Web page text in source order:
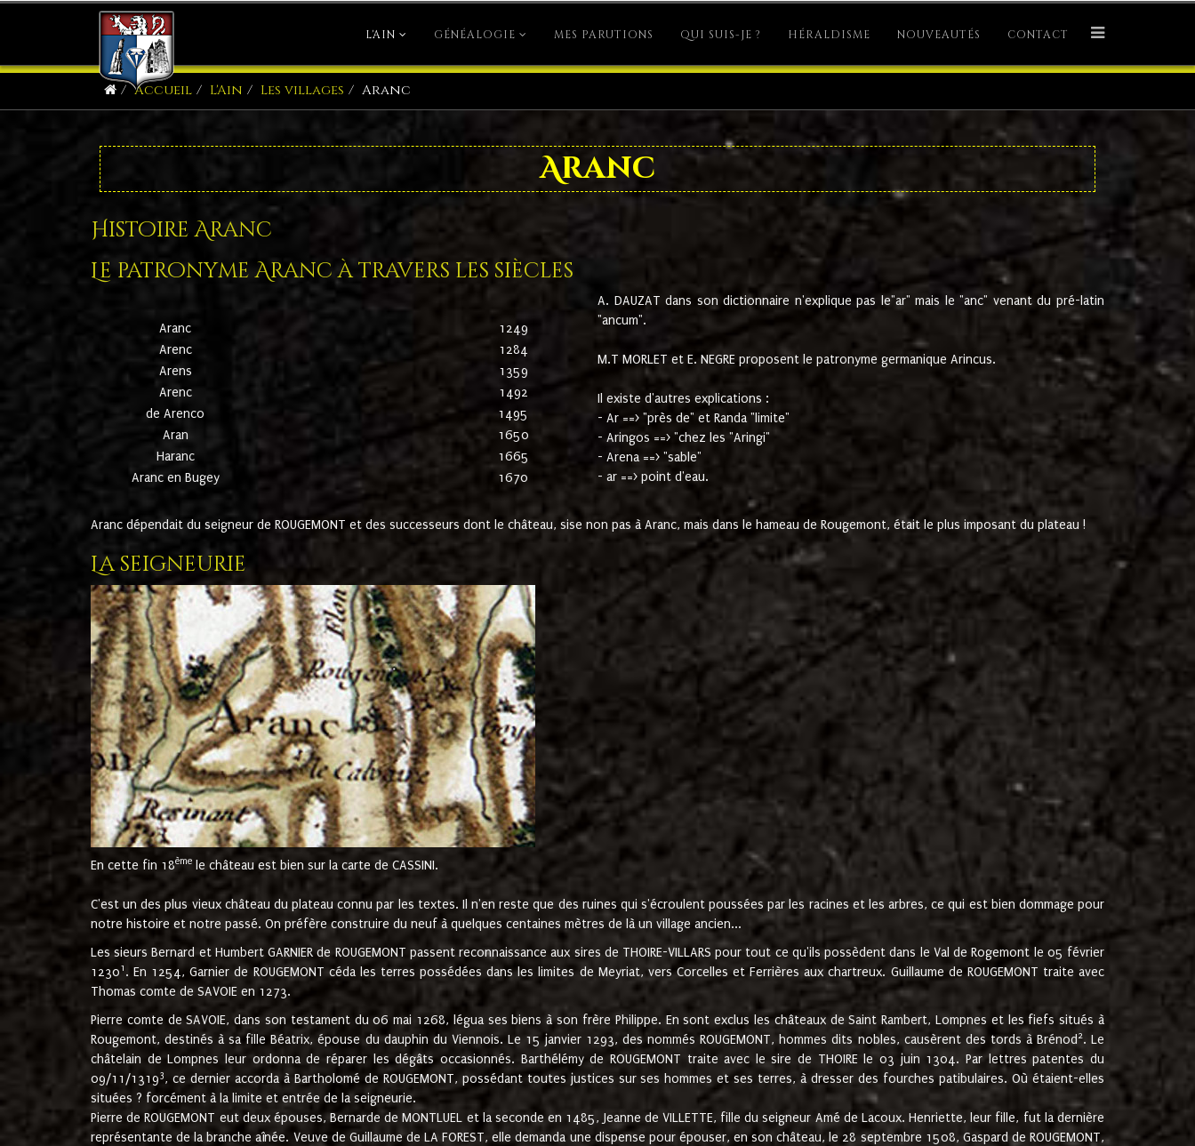
L'AIN GÉNÉALOGIE MES PARUTIONS QUI SUIS-JE ? HÉRALDISME NOUVEAUTÉS CONTACT
Accueil L'Ain Les villages Aranc
Aranc
Histoire Aranc
Le patronyme Aranc à travers les siècles
Aranc
1249
Arenc
1284
Arens
1359
Arenc
1492
de Arenco
1495
Aran
1650
Haranc
1665
Aranc en Bugey
1670
A. DAUZAT dans son dictionnaire n'explique pas le"ar" mais le "anc" venant du pré-latin
"ancum".
M.T MORLET et E. NEGRE proposent le patronyme germanique Arincus.
Il existe d'autres explications :
- Ar ==> "près de" et Randa "limite"
- Aringos ==> "chez les "Aringi"
- Arena ==> "sable"
- ar ==> point d'eau.
Aranc dépendait du seigneur de ROUGEMONT et des successeurs dont le château, sise non pas à Aranc, mais dans le hameau de Rougemont, était le plus imposant du plateau !
La seigneurie
En cette fin 18ème le château est bien sur la carte de CASSINI.
C'est un des plus vieux château du plateau connu par les textes. Il n'en reste que des ruines qui s'écroulent poussées par les racines et les arbres, ce qui est bien dommage pour
notre histoire et notre passé. On préfère construire du neuf à quelques centaines mètres de là un village ancien...
Les sieurs Bernard et Humbert GARNIER de ROUGEMONT passent reconnaissance aux sires de THOIRE-VILLARS pour tout ce qu'ils possèdent dans le Val de Rogemont le 05 février
12301 . En 1254, Garnier de ROUGEMONT céda les terres possédées dans les limites de Meyriat, vers Corcelles et Ferrières aux chartreux. Guillaume de ROUGEMONT traite avec
Thomas comte de SAVOIE en 1273.
Pierre comte de SAVOIE, dans son testament du 06 mai 1268, légua ses biens à son frère Philippe. En sont exclus les châteaux de Saint Rambert, Lompnes et les fiefs situés à
Rougemont, destinés à sa fille Béatrix, épouse du dauphin du Viennois. Le 15 janvier 1293, des nommés ROUGEMONT, hommes dits nobles, causèrent des tords à Brénod 2. Le
châtelain de Lompnes leur ordonna de réparer les dégâts occasionnés. Barthélémy de ROUGEMONT traite avec le sire de THOIRE le 03 juin 1304. Par lettres patentes du
09/11/13193, ce dernier accorda à Bartholomé de ROUGEMONT, possédant toutes justices sur ses hommes et ses terres, à dresser des fourches patibulaires. Où étaient-elles
situées ? forcément à la limite et entrée de la seigneurie.
Pierre de ROUGEMONT eut deux épouses, Bernarde de MONTLUEL et la seconde en 1485, Jeanne de VILLETTE, fille du seigneur Amé de Lacoux. Henriette, leur fille, fut la dernière
représentante de la branche aînée. Veuve de Guillaume de LA FOREST, elle demanda une dispense pour épouser, en son château, le 28 septembre 1508, Gaspard de ROUGEMONT,